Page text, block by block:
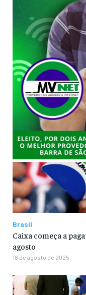
Brasil
Caixa começa a
agosto
18 de agosto de 2025